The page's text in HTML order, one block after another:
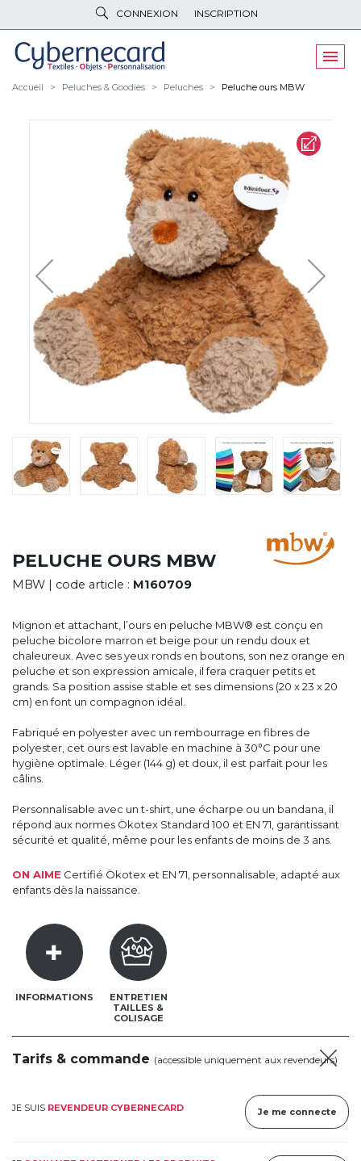
CONNEXION INSCRIPTION
VÊTEMENTSDE TRAVAIL
VÊTEMENTS D'IMAGE
& HIGH-TECH
RESPONSABLE
PROMOS
CYBERNECARD
LA SOCIÉTÉ
CATALOGUES & TARIFS
MARQUES & CERTIFICATS
TECHNIQUES MARQUAGE
Accueil Peluches & Goodies Peluches Peluche ours MBW
PELUCHE OURS MBW
MBW | code article : M160709
Mignon et attachant, l’ours en peluche MBW® est conçu en
peluche bicolore marron et beige pour un rendu doux et
chaleureux. Avec ses yeux ronds en boutons, son nez orange en
peluche et son expression amicale, il fera craquer petits et
grands. Sa position assise stable et ses dimensions (20 x 23 x 20
cm) en font un compagnon idéal.
Fabriqué en polyester avec un rembourrage en fibres de
polyester, cet ours est lavable en machine à 30°C pour une
hygiène optimale. Léger (144 g) et doux, il est parfait pour les
câlins.
Personnalisable avec un t-shirt, une écharpe ou un bandana, il
répond aux normes Ökotex Standard 100 et EN 71, garantissant
sécurité et qualité, même pour les enfants de moins de 3 ans.
ON AIME Certifié Ökotex et EN 71, personnalisable, adapté aux
enfants dès la naissance.
INFORMATIONS
ENTRETIEN
TAILLES &
COLISAGE
Tarifs & commande (accessible uniquement aux revendeurs)
JE SUIS REVENDEUR CYBERNECARD Je me connecte